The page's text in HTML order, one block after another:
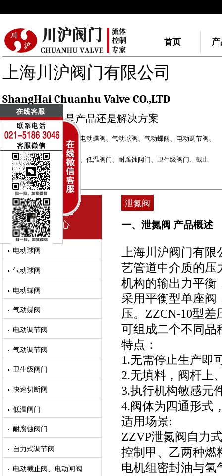
首页 产
上海川沪阀门有限公司
ShangHai Chuanhu Valve CO.,LTD
我们做的不仅是产品还是解决方案
川沪阀门品牌：电动球阀 电动蝶阀、 气动球阀、 气动蝶阀、 电动调节阀、
气动调节阀
自力式调节阀、快速切断阀 、 低温阀门、 耐腐蚀阀门、 卫生级阀门、 截止
、闸阀
电动执行器、气动执行器
PRODUCT
产品中心
电动球阀
气动球阀
电动蝶阀
气动蝶阀
电动调节阀
气动调节阀
卫生级阀门
快速切断阀
低温阀门
耐腐蚀阀门
自力式调节阀
电动截止阀、电动闸阀
泄氮阀
一、泄氮阀 产品概述
上海川沪阀门有
艺管道中介质的压
机构的输出力平衡
采用平衡型单座阀
压。ZZCN-10型
可组成二个不同品
特点：
1.无需停止生产即
2.无填料，阀杆上
3.执行机构敏感元
4.阀体为四通形式
适用场景:
ZZVP泄氮阀自力
控制甲、乙两种燃
电机组密封油与氢